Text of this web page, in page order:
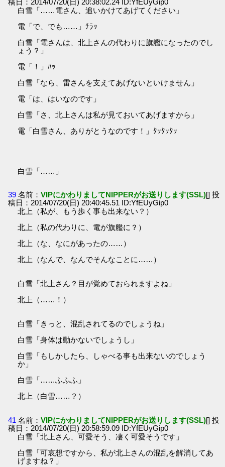
白雪「……電さん、追いかけてあげてください」
電「で、でも……」ﾁﾗｯ
白雪「電さんは、北上さんの代わりに旗艦になったのでし
ょう？」
電「！」ﾊｯ
白雪「なら、雷さんを支えてあげないといけません」
電「は、はいなのです」
白雪「さ、北上さんは私が見ておいてあげますから」
電「白雪さん、ありがとうなのです！」ﾀｯﾀｯﾀｯ
白雪「……」
39 名前：VIPにかわりましてNIPPERがお送りします(SSL)[] 投
稿日：2014/07/20(日) 20:40:45.51 ID:YfEUyGip0
北上（私が、もう歩く事も出来ない？）
北上（私の代わりに、電が旗艦に？）
北上（な、なにがあったの……）
北上（なんで、なんでそんなことに……）
白雪「北上さん？目が覚めておられますよね」
北上（……！）
白雪「きっと、混乱されてるのでしょうね」
白雪「身体は動かないでしょうし」
白雪「もしかしたら、しゃべる事も出来ないのでしょう
か」
白雪「……ふふふ」
北上（白雪……？）
41 名前：VIPにかわりましてNIPPERがお送りします(SSL)[] 投
稿日：2014/07/20(日) 20:58:59.09 ID:YfEUyGip0
白雪「北上さん、可愛そう、凄く可愛そうです」
白雪「可哀想ですから、私が北上さんの混乱を解消してあ
げますね？」